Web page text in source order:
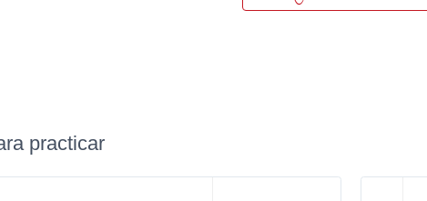
practicar